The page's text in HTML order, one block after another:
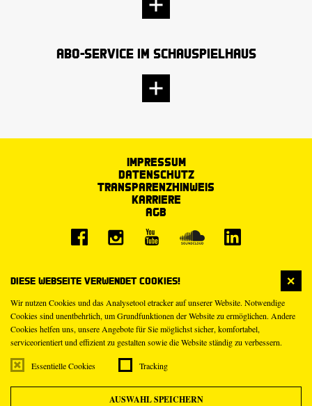
Diese Webseite verwendet Cookies!
Wir nutzen Cookies und das Analysetool etracker auf unserer Website. Notwendige
Cookies sind unentbehrlich, um Grundfunktionen der Website zu ermöglichen. Andere
Cookies helfen uns, unsere Angebote für Sie möglichst sicher, komfortabel,
serviceorientiert und effizient zu gestalten sowie die Website ständig zu verbessern.
Essentielle Cookies Tracking
AUSWAHL SPEICHERN
Abo-Service im Schauspielhaus
Impressum
Datenschutz
Transparenzhinweis
Karriere
AGB